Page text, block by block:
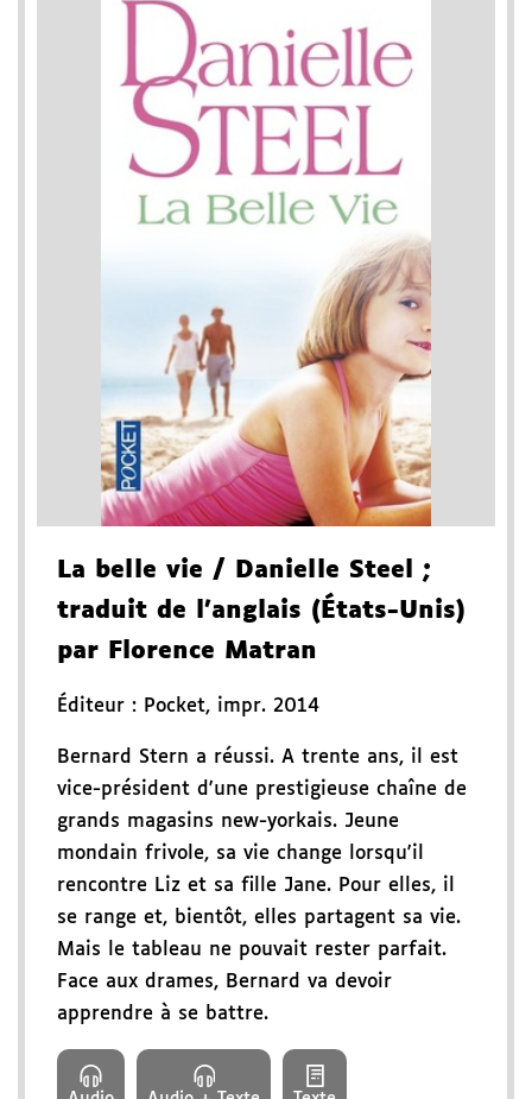
La belle vie / Danielle Steel
;
traduit de l'anglais (États-Unis)
par Florence Matran
Éditeur : Pocket, impr. 2014
Bernard Stern a réussi. A trente ans, il est
vice-président d'une prestigieuse chaîne de
grands magasins new-yorkais. Jeune
mondain frivole, sa vie change lorsqu'il
rencontre Liz et sa fille Jane. Pour elles, il
se range et, bientôt, elles partagent sa vie.
Mais le tableau ne pouvait rester parfait.
Face aux drames, Bernard va devoir
apprendre à se battre.